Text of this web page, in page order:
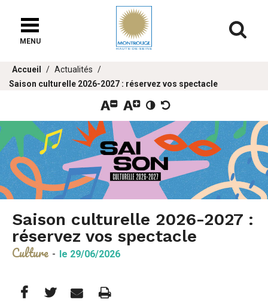
chat
MENU
Vous
êtes
Accueil
Actualités
Saison culturelle 2026-2027 : réservez vos spectacle
Saison culturelle 2026-2027 :
réservez vos spectacle
Culture - le 29/06/2026
Partager
Partager
Partager
Imprimer